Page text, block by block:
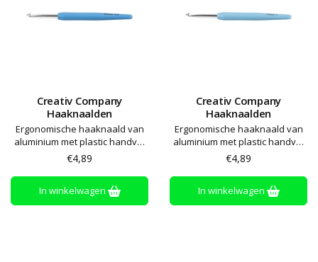
Creativ Company
Haaknaalden
Ergonomische haaknaald van
aluminium met plastic handvat
met softgrip
€4,89
In winkelwagen
Creativ Company
Haaknaalden
Ergonomische haaknaald van
aluminium met plastic handvat
met softgrip
€4,89
In winkelwagen